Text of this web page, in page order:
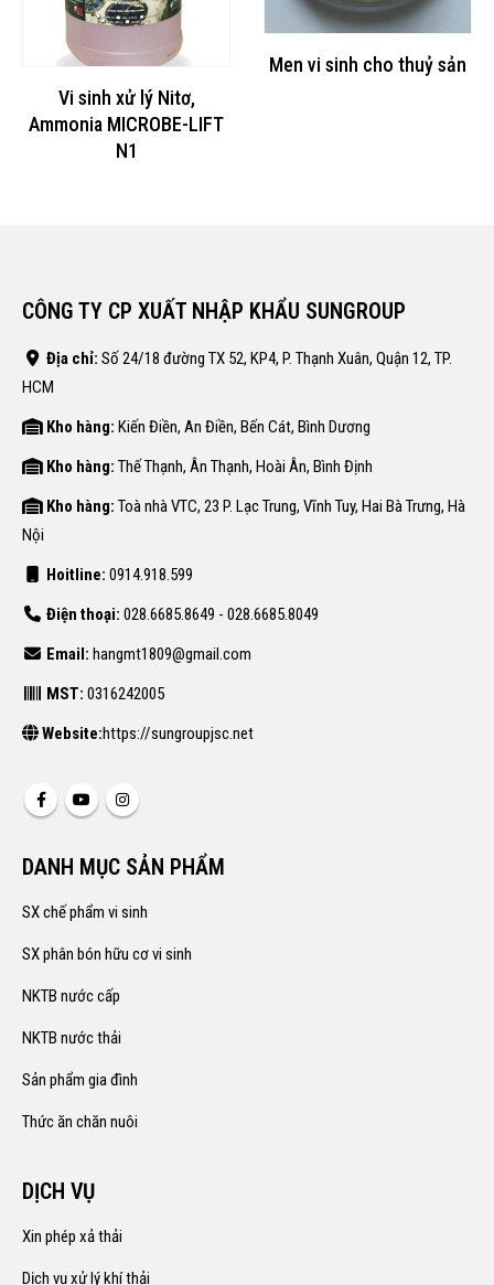
Vi sinh xử lý Nitơ,
Ammonia MICROBE-LIFT
N1
Men vi sinh cho thuỷ sản
CÔNG TY CP XUẤT NHẬP KHẨU SUNGROUP
Địa chỉ: Số 24/18 đường TX 52, KP4, P. Thạnh Xuân, Quận 12, TP.
HCM
Kho hàng: Kiến Điền, An Điền, Bến Cát, Bình Dương
Kho hàng: Thế Thạnh, Ân Thạnh, Hoài Ân, Bình Định
Kho hàng: Toà nhà VTC, 23 P. Lạc Trung, Vĩnh Tuy, Hai Bà Trưng, Hà
Nội
Hoitline: 0914.918.599
Điện thoại: 028.6685.8649 - 028.6685.8049
Email: hangmt1809@gmail.com
MST: 0316242005
Website:https://sungroupjsc.net
DANH MỤC SẢN PHẨM
SX chế phẩm vi sinh
SX phân bón hữu cơ vi sinh
NKTB nước cấp
NKTB nước thải
Sản phẩm gia đình
Thức ăn chăn nuôi
DỊCH VỤ
Xin phép xả thải
Dịch vụ xử lý khí thải